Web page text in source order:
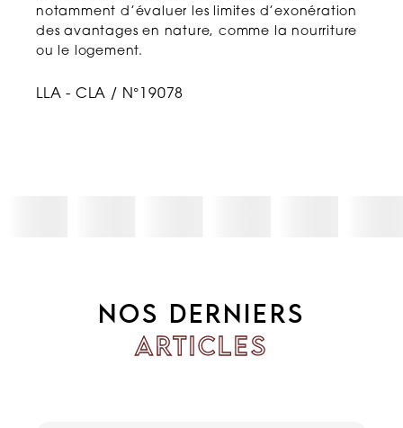
notamment d’évaluer les limites d’exonération
des avantages en nature, comme la nourriture
ou le logement.
LLA - CLA / N°19078
NOS DERNIERS
ARTICLES